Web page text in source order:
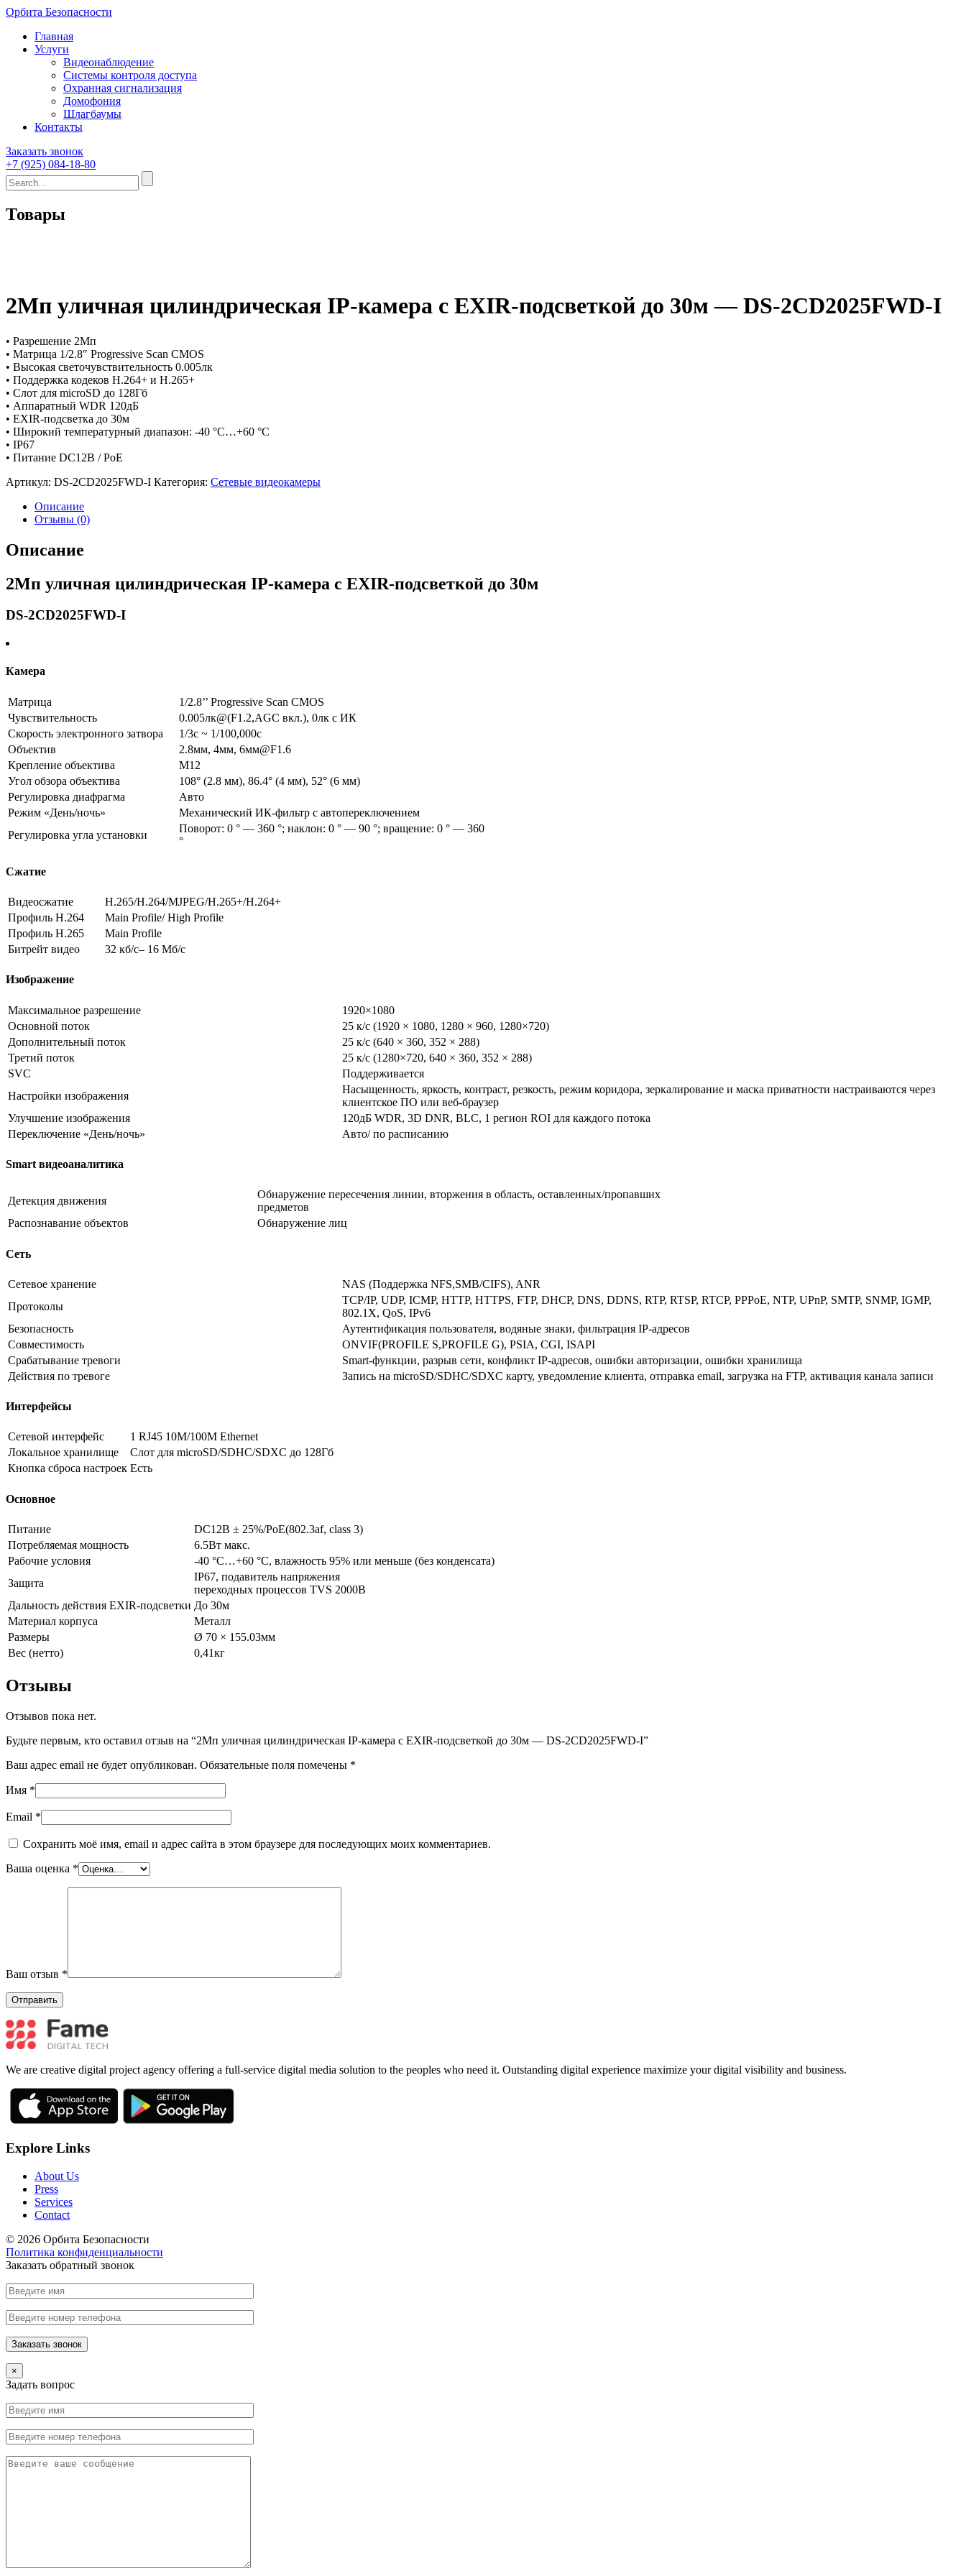
Орбита Безопасности
Главная
Услуги
Видеонаблюдение
Системы контроля доступа
Охранная сигнализация
Домофония
Шлагбаумы
Контакты
Заказать звонок
+7 (925) 084-18-80
Товары
2Мп уличная цилиндрическая IP-камера с EXIR-подсветкой до 30м — DS-2CD2025FWD-I
• Разрешение 2Мп
• Матрица 1/2.8″ Progressive Scan CMOS
• Высокая светочувствительность 0.005лк
• Поддержка кодеков H.264+ и H.265+
• Слот для microSD до 128Гб
• Аппаратный WDR 120дБ
• EXIR-подсветка до 30м
• Широкий температурный диапазон: -40 °C…+60 °C
• IP67
• Питание DC12В / PoE
Артикул: DS-2CD2025FWD-I Категория: Сетевые видеокамеры
Описание
Отзывы (0)
Описание
2Мп уличная цилиндрическая IP-камера с EXIR-подсветкой до 30м
DS-2CD2025FWD-I
Камера
Матрица
1/2.8’’ Progressive Scan CMOS
Чувствительность
0.005лк@(F1.2,AGC вкл.), 0лк с ИК
Скорость электронного затвора
1/3с ~ 1/100,000с
Объектив
2.8мм, 4мм, 6мм@F1.6
Крепление объектива
M12
Угол обзора объектива
108° (2.8 мм), 86.4° (4 мм), 52° (6 мм)
Регулировка диафрагма
Авто
Режим «День/ночь»
Механический ИК-фильтр с автопереключением
Регулировка угла установки
Поворот: 0 ° — 360 °; наклон: 0 ° — 90 °; вращение: 0 ° — 360
°
Сжатие
Видеосжатие
H.265/H.264/MJPEG/H.265+/H.264+
Профиль H.264
Main Profile/ High Profile
Профиль H.265
Main Profile
Битрейт видео
32 кб/с– 16 Мб/с
Изображение
Максимальное разрешение
1920×1080
Основной поток
25 к/с (1920 × 1080, 1280 × 960, 1280×720)
Дополнительный поток
25 к/с (640 × 360, 352 × 288)
Третий поток
25 к/с (1280×720, 640 × 360, 352 × 288)
SVC
Поддерживается
Настройки изображения
Насыщенность, яркость, контраст, резкость, режим коридора, зеркалирование и маска приватности настраиваются через
клиентское ПО или веб-браузер
Улучшение изображения
120дБ WDR, 3D DNR, BLC, 1 регион ROI для каждого потока
Переключение «День/ночь»
Авто/ по расписанию
Smart видеоаналитика
Детекция движения
Обнаружение пересечения линии, вторжения в область, оставленных/пропавших
предметов
Распознавание объектов
Обнаружение лиц
Сеть
Сетевое хранение
NAS (Поддержка NFS,SMB/CIFS), ANR
Протоколы
TCP/IP, UDP, ICMP, HTTP, HTTPS, FTP, DHCP, DNS, DDNS, RTP, RTSP, RTCP, PPPoE, NTP, UPnP, SMTP, SNMP, IGMP,
802.1X, QoS, IPv6
Безопасность
Аутентификация пользователя, водяные знаки, фильтрация IP-адресов
Совместимость
ONVIF(PROFILE S,PROFILE G), PSIA, CGI, ISAPI
Срабатывание тревоги
Smart-функции, разрыв сети, конфликт IP-адресов, ошибки авторизации, ошибки хранилища
Действия по тревоге
Запись на microSD/SDHC/SDXC карту, уведомление клиента, отправка email, загрузка на FTP, активация канала записи
Интерфейсы
Сетевой интерфейс
1 RJ45 10M/100M Ethernet
Локальное хранилище
Слот для microSD/SDHC/SDXC до 128Гб
Кнопка сброса настроек Есть
Основное
Питание
DC12В ± 25%/PoE(802.3af, class 3)
Потребляемая мощность
6.5Вт макс.
Рабочие условия
-40 °C…+60 °C, влажность 95% или меньше (без конденсата)
Защита
IP67, подавитель напряжения
переходных процессов TVS 2000В
Дальность действия EXIR-подсветки До 30м
Материал корпуса
Металл
Размеры
Ø 70 × 155.03мм
Вес (нетто)
0,41кг
Отзывы
Отзывов пока нет.
Будьте первым, кто оставил отзыв на “2Мп уличная цилиндрическая IP-камера с EXIR-подсветкой до 30м — DS-2CD2025FWD-I”
Ваш адрес email не будет опубликован. Обязательные поля помечены *
Имя *
Email *
Сохранить моё имя, email и адрес сайта в этом браузере для последующих моих комментариев.
Ваша оценка *
Ваш отзыв *
We are creative digital project agency offering a full-service digital media solution to the peoples who need it. Outstanding digital experience maximize your digital visibility and business.
Explore Links
About Us
Press
Services
Contact
© 2026 Орбита Безопасности
Политика конфиденциальности
Заказать обратный звонок
×
Задать вопрос